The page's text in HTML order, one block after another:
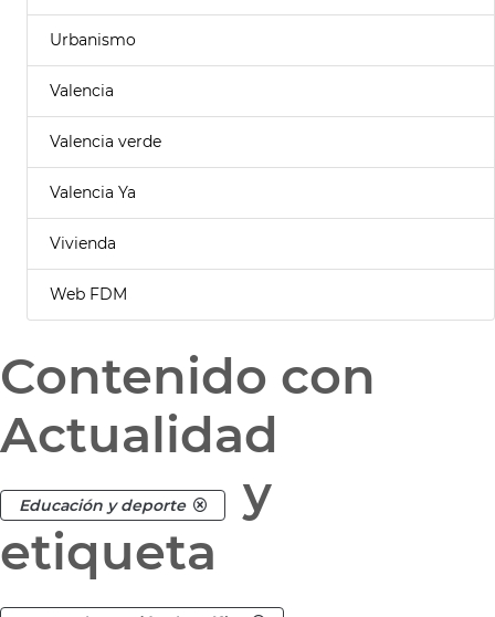
Urbanismo
Valencia
Valencia verde
Valencia Ya
Vivienda
Web FDM
Contenido con
Actualidad
Educación y deporte
y
etiqueta